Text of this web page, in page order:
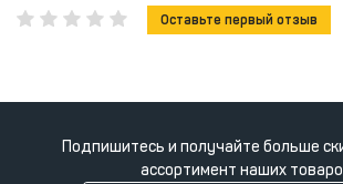
Оставьте первый отзыв
Подпишитесь и получайте больше
ассортимент наших